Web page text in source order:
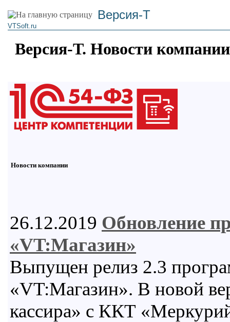
Версия-Т
VTSoft.ru
Версия-Т. Новости компании
Новости компании
26.12.2019 Обновление
«VT:Магазин»
Выпущен релиз 2.3
«VT:Магазин». В новой
кассира» с ККТ